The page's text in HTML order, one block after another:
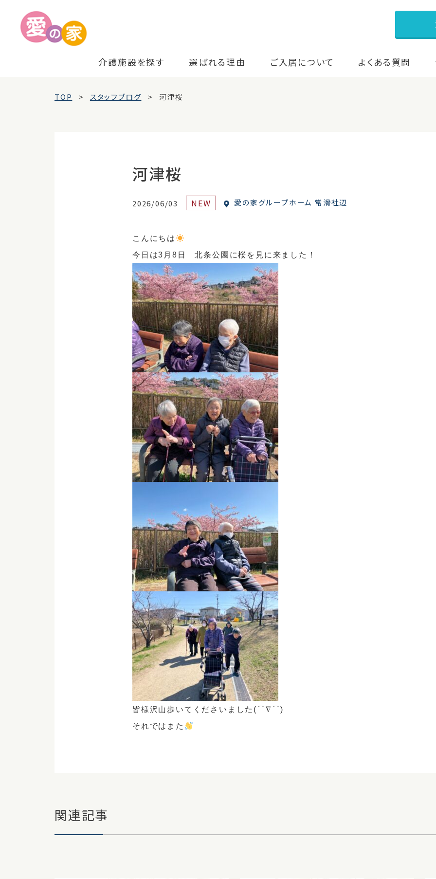
介護施設を探す 選ばれる理由 ご入居について よくある質問
TOP スタッフブログ 河津桜
河津桜
2026/06/03 NEW 愛の家グループホーム 常滑社辺
こんにちは
今日は3月8日 北条公園に桜を見に来ました！
皆様沢山歩いてくださいました(⌒∇⌒)
それではまた
関連記事